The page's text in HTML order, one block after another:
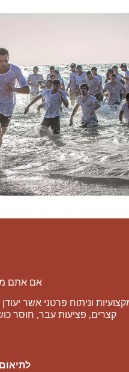
אם אתם
וניתוח פרטני אשר
קצרים, פציעות עבר, חוסר
לתיאום